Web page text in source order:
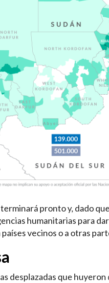
pronto y, dado
humanitarias para
vecinos o a otras
desplazadas que